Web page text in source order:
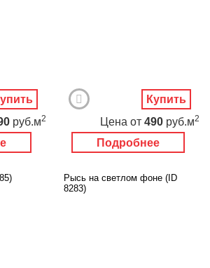
руб.м2
Подробнее
Цена от 490 руб.м2
Купить
Рысь на светлом фоне (ID
8283)